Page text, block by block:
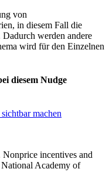
von
in diesem Fall die
werden andere
wird für den Einzelnen
diesem Nudge
machen
incentives and
Academy of